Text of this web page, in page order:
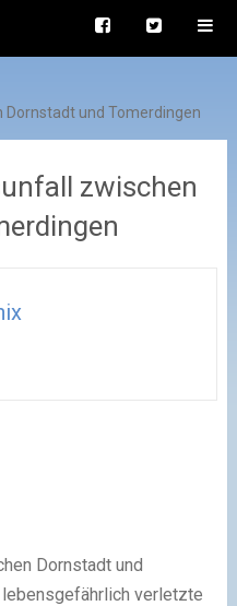
und Tomerdingen
zwischen
Dornstadt und
verletzte